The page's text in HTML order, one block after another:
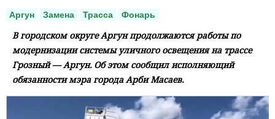
Аргун Замена Трасса Фонарь
В городском округе Аргун продолжаются работы по
модернизации системы уличного освещения на трассе
Грозный — Аргун. Об этом сообщил исполняющий
обязанности мэра города Арби Масаев.